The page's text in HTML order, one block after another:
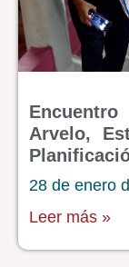
Arvelo,
28 de enero
Leer más »